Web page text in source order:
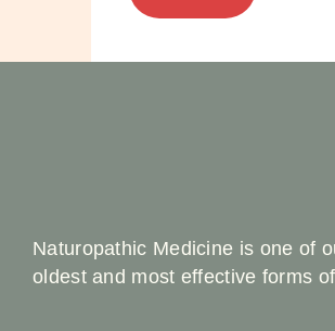
Naturopathic Medicine is one of
oldest and most effective forms